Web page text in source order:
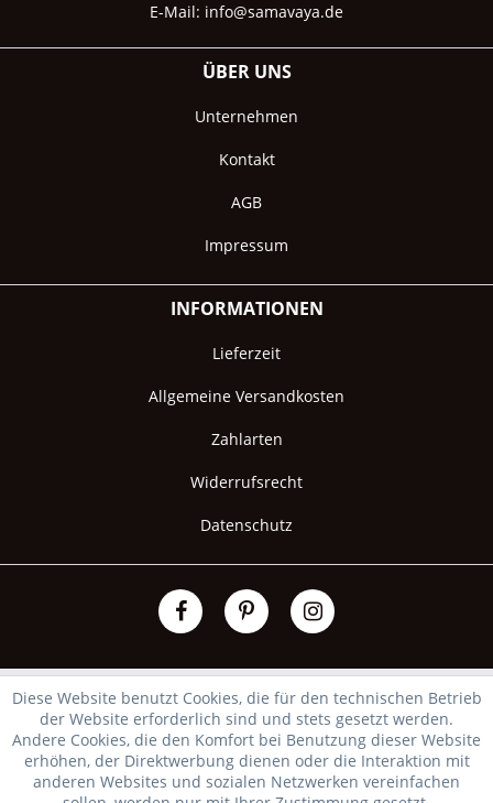
E-Mail: info@samavaya.de
ÜBER UNS
Unternehmen
Kontakt
AGB
Impressum
INFORMATIONEN
Lieferzeit
Allgemeine Versandkosten
Zahlarten
Widerrufsrecht
Datenschutz
Diese Website benutzt Cookies, die für den technischen Betrieb
der Website erforderlich sind und stets gesetzt werden.
Andere Cookies, die den Komfort bei Benutzung dieser Website
erhöhen, der Direktwerbung dienen oder die Interaktion mit
anderen Websites und sozialen Netzwerken vereinfachen